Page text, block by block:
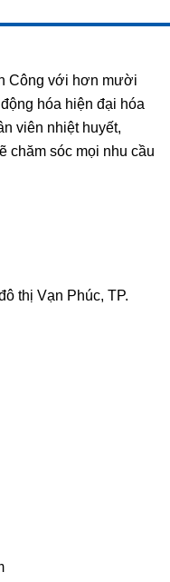
Công với hơn mười
hóa hiện đại hóa
viên nhiệt huyết,
chăm sóc mọi nhu cầu
thị Vạn Phúc, TP.